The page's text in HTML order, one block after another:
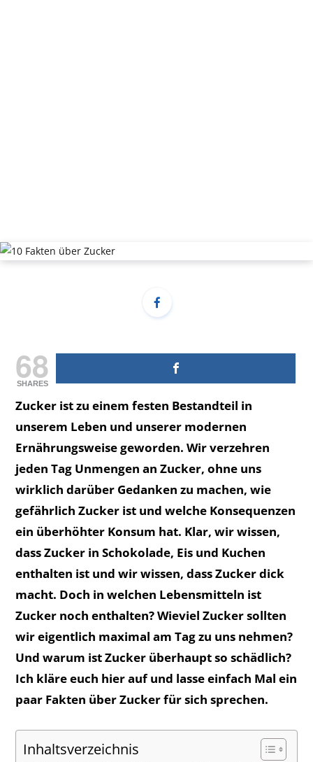
68
SHARES
Zucker ist zu einem festen Bestandteil in
unserem Leben und unserer modernen
Ernährungsweise geworden. Wir verzehren
jeden Tag Unmengen an Zucker, ohne uns
wirklich darüber Gedanken zu machen, wie
gefährlich Zucker ist und welche Konsequenzen
ein überhöhter Konsum hat. Klar, wir wissen,
dass Zucker in Schokolade, Eis und Kuchen
enthalten ist und wir wissen, dass Zucker dick
macht. Doch in welchen Lebensmitteln ist
Zucker noch enthalten? Wieviel Zucker sollten
wir eigentlich maximal am Tag zu uns nehmen?
Und warum ist Zucker überhaupt so schädlich?
Ich kläre euch hier auf und lasse einfach Mal ein
paar Fakten über Zucker für sich sprechen.
Inhaltsverzeichnis